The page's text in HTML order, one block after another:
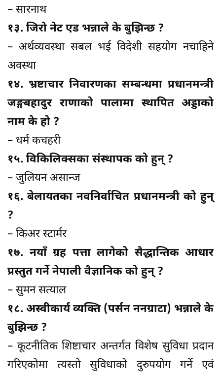
– सारनाथ
१३. जिरो नेट एड भन्नाले के बुझिन्छ ?
– अर्थव्यवस्था सबल भई विदेशी सहयोग नचाहिने
अवस्था
१४. भ्रष्टाचार निवारणका सम्बन्धमा प्रधानमन्त्री
जङ्गबहादुर राणाको पालामा स्थापित अड्डाको
नाम के हो ?
– धर्म कचहरी
१५. विकिलिक्सका संस्थापक को हुन् ?
– जुलियन असान्ज
१६. बेलायतका नवनिर्वाचित प्रधानमन्त्री को हुन्
?
– किअर स्टार्मर
१७. नयाँ ग्रह पत्ता लागेको सैद्धान्तिक आधार
प्रस्तुत गर्ने नेपाली वैज्ञानिक को हुन् ?
– सुमन सत्याल
१८. अस्वीकार्य व्यक्ति (पर्सन ननग्राटा) भन्नाले के
बुझिन्छ ?
– कूटनीतिक शिष्टाचार अन्तर्गत विशेष सुविधा प्रदान
गरिएकोमा त्यस्तो सुविधाको दुरुपयोग गर्ने एवं